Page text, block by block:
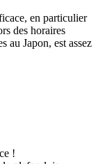
en particulier
des horaires
au Japon, est assez
!